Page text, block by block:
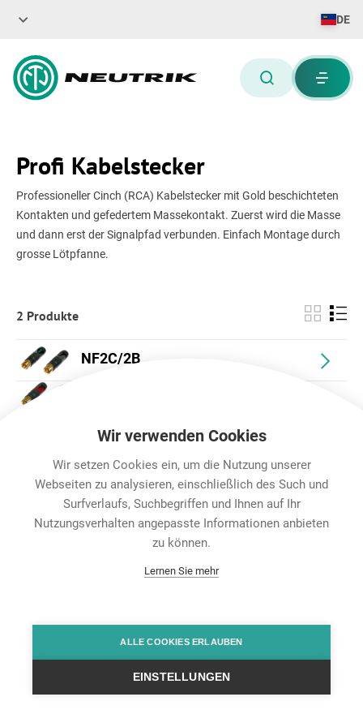
DE
Profi Kabelstecker
Professioneller Cinch (RCA) Kabelstecker mit Gold beschichteten
Kontakten und gefedertem Massekontakt. Zuerst wird die Masse
und dann erst der Signalpfad verbunden. Einfach Montage durch
grosse Lötpfanne.
2 Produkte
NF2C/2B
Karriere
Datenschutz
© Neutrik® AG 2025 | All Rights Reserved
Wir verwenden Cookies
Wir setzen Cookies ein, um die Nutzung unserer
Webseiten zu analysieren, einschließlich des Such und
Surfverlaufs, Suchbegriffen und Ihnen auf Ihr
Nutzungsverhalten angepasste Informationen anbieten
zu können.
Lernen Sie mehr
ALLE COOKIES ERLAUBEN
EINSTELLUNGEN